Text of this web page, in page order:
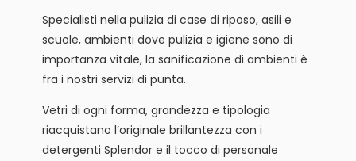
Specialisti nella pulizia di case di riposo, asili e
scuole, ambienti dove pulizia e igiene sono di
importanza vitale, la sanificazione di ambienti è
fra i nostri servizi di punta.
Vetri di ogni forma, grandezza e tipologia
riacquistano l’originale brillantezza con i
detergenti Splendor e il tocco di personale